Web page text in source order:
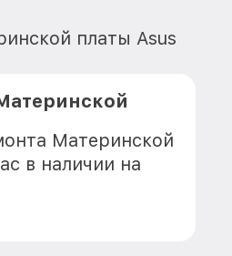
платы Asus
Материнской
в наличии на